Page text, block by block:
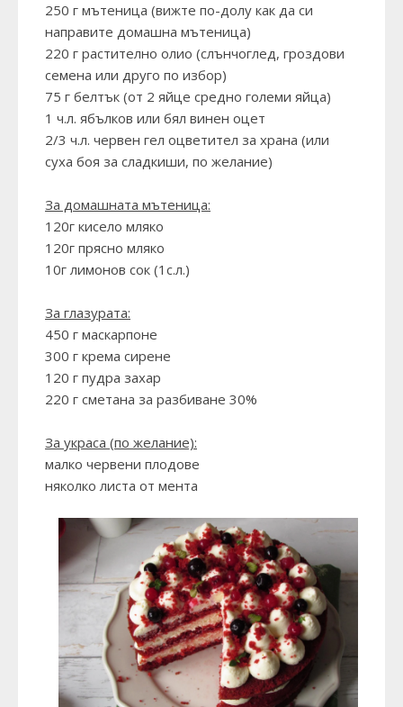
250 г мътеница (вижте по-долу как да си
направите домашна мътеница)
220 г растително олио (слънчоглед, гроздови
семена или друго по избор)
75 г белтък (от 2 яйце средно големи яйца)
1 ч.л. ябълков или бял винен оцет
2/3 ч.л. червен гел оцветител за храна (или
суха боя за сладкиши, по желание)
За домашната мътеница:
120г кисело мляко
120г прясно мляко
10г лимонов сок (1с.л.)
За глазурата:
450 г маскарпоне
300 г крема сирене
120 г пудра захар
220 г сметана за разбиване 30%
За украса (по желание):
малко червени плодове
няколко листа от мента